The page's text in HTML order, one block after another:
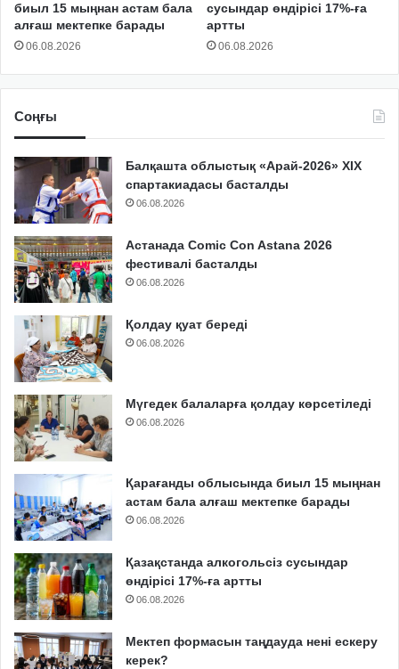
биыл 15 мыңнан астам бала
алғаш мектепке барады
06.08.2026
сусындар өндірісі 17%-ға
артты
06.08.2026
Соңғы
Балқашта облыстық «Арай-2026» XIX
спартакиадасы басталды
06.08.2026
Астанада Comic Con Astana 2026
фестивалі басталды
06.08.2026
Қолдау қуат береді
06.08.2026
Мүгедек балаларға қолдау көрсетіледі
06.08.2026
Қарағанды облысында биыл 15 мыңнан
астам бала алғаш мектепке барады
06.08.2026
Қазақстанда алкогольсіз сусындар
өндірісі 17%-ға артты
06.08.2026
Мектеп формасын таңдауда нені ескеру
керек?